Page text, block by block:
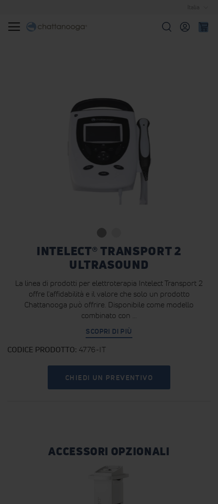
INTELECT® TRANSPORT 2
ULTRASOUND
La linea di prodotti per elettroterapia Intelect Transport 2
offre l'affidabilità e il valore che solo un prodotto
Chattanooga può offrire. Disponibile come modello
combinato con ...
SCOPRI DI PIÙ
CODICE PRODOTTO 4776-IT
CHIEDI UN PREVENTIVO
ACCESSORI OPZIONALI